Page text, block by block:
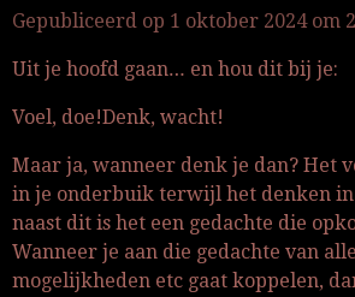
Gepubliceerd op 1 oktober 2024 om
Uit je hoofd gaan… en hou dit bij je:
Voel, doe!Denk, wacht!
Maar ja, wanneer denk je dan? Het
in je onderbuik terwijl het denken
naast dit is het een gedachte die
Wanneer je aan die gedachte van
mogelijkheden etc gaat koppelen,